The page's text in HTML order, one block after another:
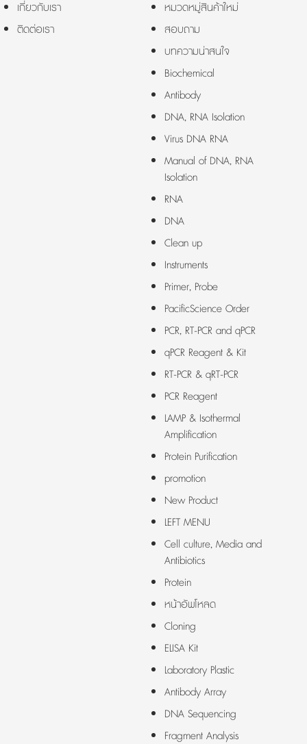
เกี่ยวกับเรา
ติดต่อเรา
หมวดหมู่สินค้าใหม่
สอบถาม
บทความน่าสนใจ
Biochemical
Antibody
DNA, RNA Isolation
Virus DNA RNA
Manual of DNA, RNA
Isolation
RNA
DNA
Clean up
Instruments
Primer, Probe
PacificScience Order
PCR, RT-PCR and qPCR
qPCR Reagent & Kit
RT-PCR & qRT-PCR
PCR Reagent
LAMP & Isothermal
Amplification
Protein Purification
promotion
New Product
LEFT MENU
Cell culture, Media and
Antibiotics
Protein
หน้าอัพโหลด
Cloning
ELISA Kit
Laboratory Plastic
Antibody Array
DNA Sequencing
Fragment Analysis